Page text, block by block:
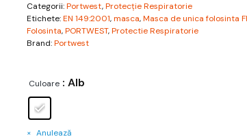
Categorii:Portwest,Protecție Respiratorie
Etichete:EN 149:2001,masca,Masca de unica folosinta
Folosinta,PORTWEST,Protectie Respiratorie
Brand:Portwest
Culoare : Alb
Anulează